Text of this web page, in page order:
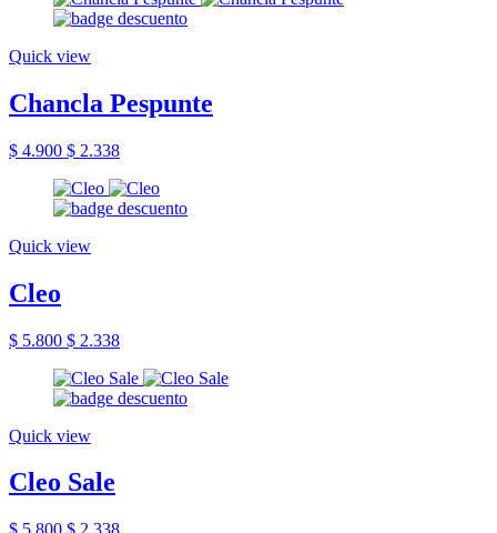
Quick view
Chancla Pespunte
$ 4.900 $ 2.338
Quick view
Cleo
$ 5.800 $ 2.338
Quick view
Cleo Sale